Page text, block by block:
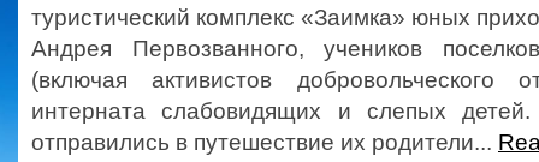
туристический комплекс «Заимка» юных
Андрея Первозванного, учеников
(включая активистов добровольческого
интерната слабовидящих и слепых
отправились в путешествие их родители...